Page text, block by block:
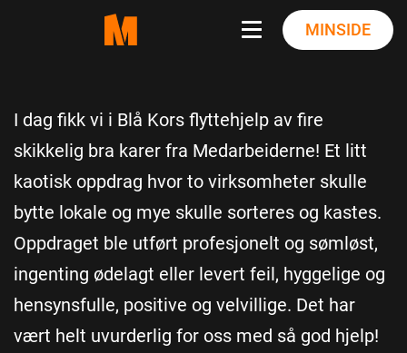
MINSIDE
I dag fikk vi i Blå Kors flyttehjelp av fire
skikkelig bra karer fra Medarbeiderne! Et litt
kaotisk oppdrag hvor to virksomheter skulle
bytte lokale og mye skulle sorteres og kastes.
Oppdraget ble utført profesjonelt og sømløst,
ingenting ødelagt eller levert feil, hyggelige og
hensynsfulle, positive og velvillige. Det har
vært helt uvurderlig for oss med så god hjelp!